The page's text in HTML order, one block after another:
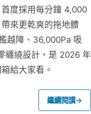
度採用每分鐘 4,000
來更乾爽的拖地體
越障、36,000Pa 吸
纏繞設計，是 2026 年
給大家看。
繼續閱讀→